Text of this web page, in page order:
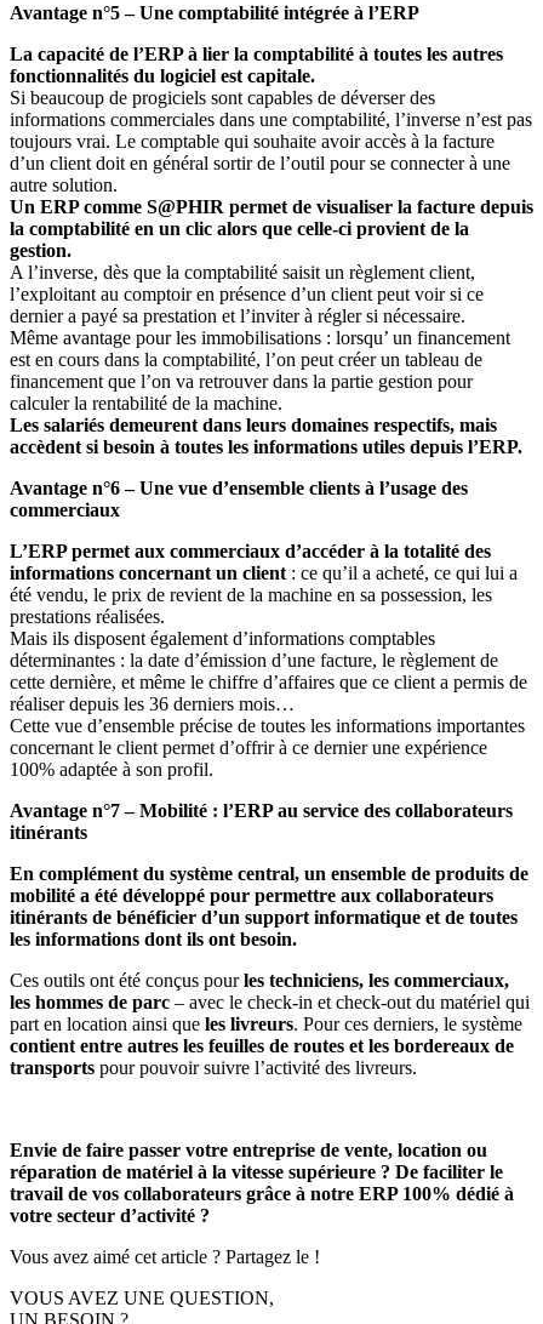
Avantage n°5 – Une comptabilité intégrée à l’ERP
La capacité de l’ERP à lier la comptabilité à toutes les autres
fonctionnalités du logiciel est capitale.
Si beaucoup de progiciels sont capables de déverser des
informations commerciales dans une comptabilité, l’inverse n’est pas
toujours vrai. Le comptable qui souhaite avoir accès à la facture
d’un client doit en général sortir de l’outil pour se connecter à une
autre solution.
Un ERP comme S@PHIR permet de visualiser la facture depuis
la comptabilité en un clic alors que celle-ci provient de la
gestion.
A l’inverse, dès que la comptabilité saisit un règlement client,
l’exploitant au comptoir en présence d’un client peut voir si ce
dernier a payé sa prestation et l’inviter à régler si nécessaire.
Même avantage pour les immobilisations : lorsqu’ un financement
est en cours dans la comptabilité, l’on peut créer un tableau de
financement que l’on va retrouver dans la partie gestion pour
calculer la rentabilité de la machine.
Les salariés demeurent dans leurs domaines respectifs, mais
accèdent si besoin à toutes les informations utiles depuis l’ERP.
Avantage n°6 – Une vue d’ensemble clients à l’usage des
commerciaux
L’ERP permet aux commerciaux d’accéder à la totalité des
informations concernant un client : ce qu’il a acheté, ce qui lui a
été vendu, le prix de revient de la machine en sa possession, les
prestations réalisées.
Mais ils disposent également d’informations comptables
déterminantes : la date d’émission d’une facture, le règlement de
cette dernière, et même le chiffre d’affaires que ce client a permis de
réaliser depuis les 36 derniers mois…
Cette vue d’ensemble précise de toutes les informations importantes
concernant le client permet d’offrir à ce dernier une expérience
100% adaptée à son profil.
Avantage n°7 – Mobilité : l’ERP au service des collaborateurs
itinérants
En complément du système central, un ensemble de produits de
mobilité a été développé pour permettre aux collaborateurs
itinérants de bénéficier d’un support informatique et de toutes
les informations dont ils ont besoin.
Ces outils ont été conçus pourles techniciens, les commerciaux,
les hommes de parc – avec le check-in et check-out du matériel qui
part en location ainsi que les livreurs. Pour ces derniers, le système
contient entre autres les feuilles de routes et les bordereaux de
transports pour pouvoir suivre l’activité des livreurs.
Envie de faire passer votre entreprise de vente, location ou
réparation de matériel à la vitesse supérieure ? De faciliter le
travail de vos collaborateurs grâce à notre ERP 100% dédié à
votre secteur d’activité ?
Vous avez aimé cet article ? Partagez le !
VOUS AVEZ UNE QUESTION,
UN BESOIN ?